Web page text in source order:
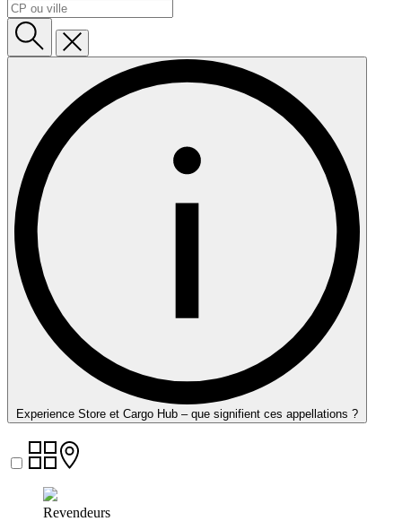
Experience Store et Cargo Hub – que signifient ces appellations ?
Revendeurs